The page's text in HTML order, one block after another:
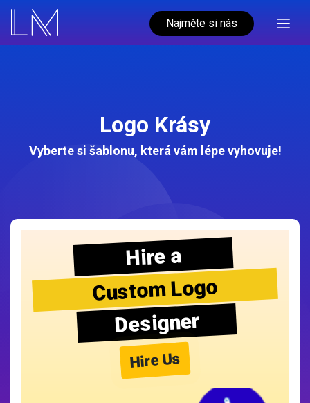
Najměte si nás
Logo Krásy
Vyberte si šablonu, která vám lépe vyhovuje!
Hire a
Custom Logo
Designer
Hire Us